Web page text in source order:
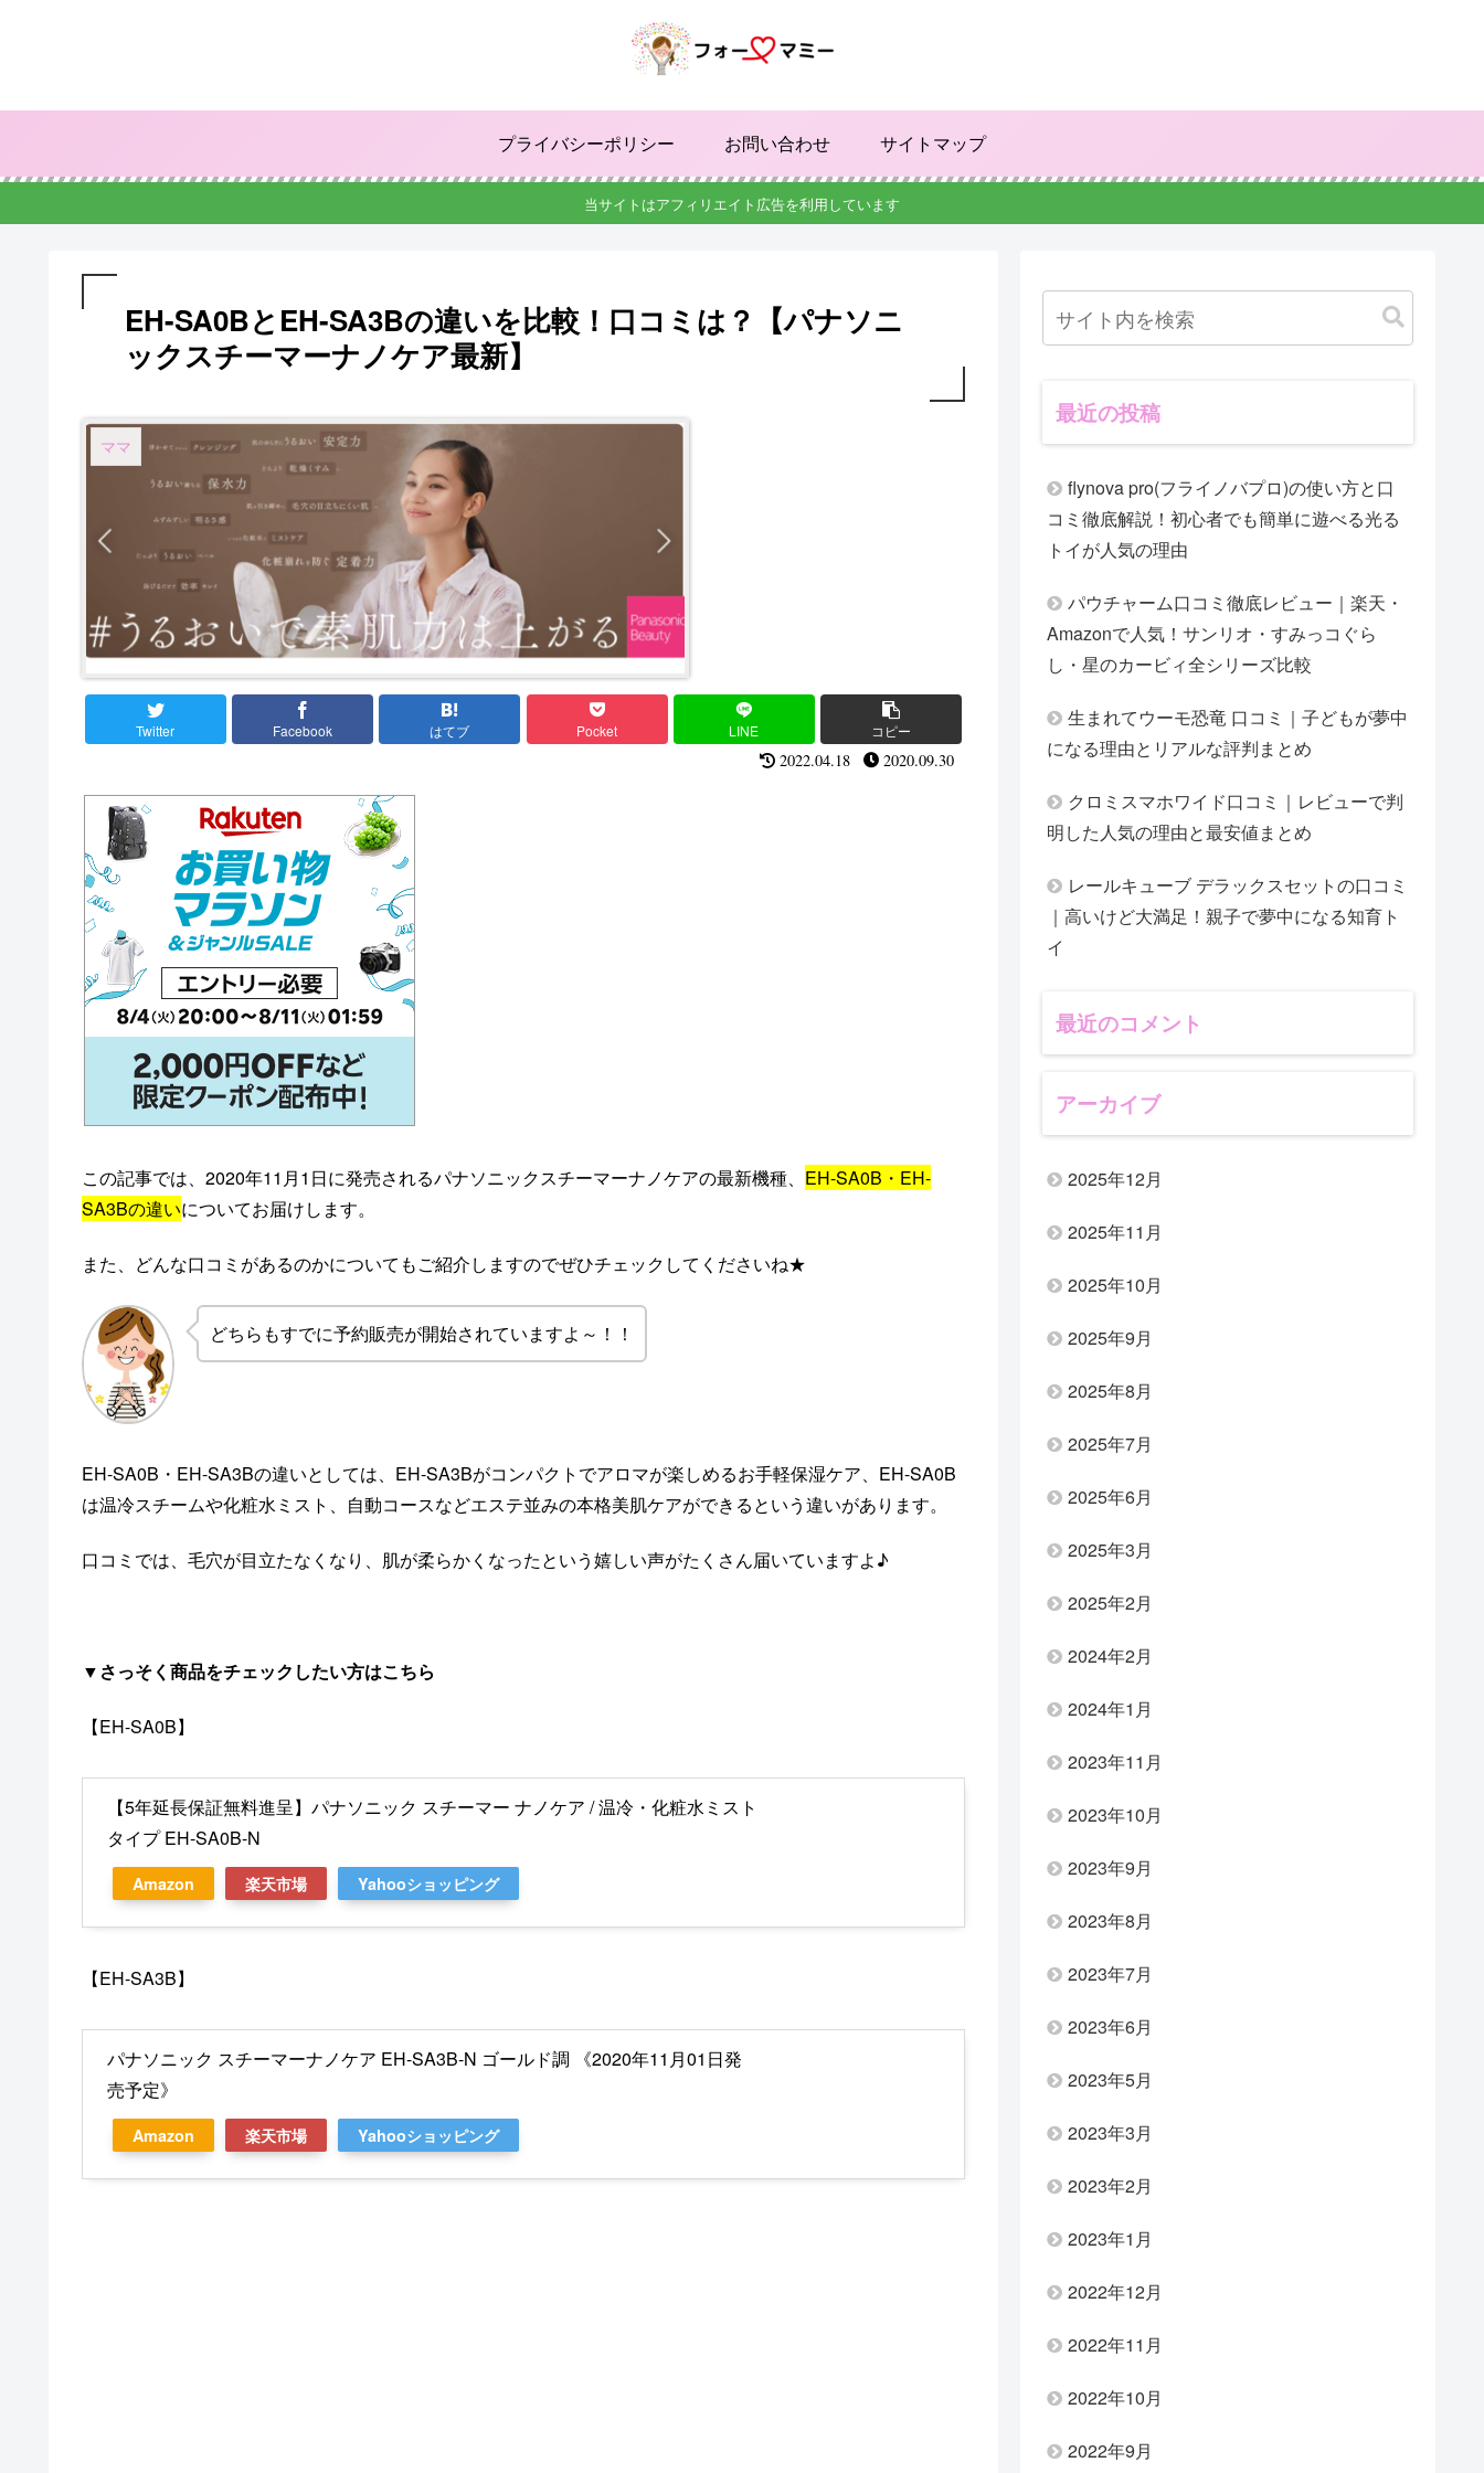
プライバシーポリシー お問い合わせ サイトマップ
当サイトはアフィリエイト広告を利用しています
EH-SA0BとEH-SA3Bの違いを比較！口コミは？【パナソニ
ックスチーマーナノケア最新】
ママ
Twitter Facebook はてブ Pocket LINE コピー
2022.04.18 2020.09.30
この記事では、2020年11月1日に発売されるパナソニックスチーマーナノケアの最新機種、 EH-SA0B・EH-
SA3Bの違いについてお届けします。
また、どんな口コミがあるのかについてもご紹介しますのでぜひチェックしてくださいね★
どちらもすでに予約販売が開始されていますよ～！！
EH-SA0B・EH-SA3Bの違いとしては、EH-SA3Bがコンパクトでアロマが楽しめるお手軽保湿ケア、EH-SA0B
は温冷スチームや化粧水ミスト、自動コースなどエステ並みの本格美肌ケアができるという違いがあります。
口コミでは、毛穴が目立たなくなり、肌が柔らかくなったという嬉しい声がたくさん届いていますよ♪
▼さっそく商品をチェックしたい方はこちら
【EH-SA0B】
【5年延長保証無料進呈】パナソニック スチーマー ナノケア / 温冷・化粧水ミスト
タイプ EH-SA0B-N
Amazon 楽天市場 Yahooショッピング
【EH-SA3B】
パナソニック スチーマーナノケア EH-SA3B-N ゴールド調 《2020年11月01日発
売予定》
Amazon 楽天市場 Yahooショッピング
最近の投稿
flynova pro(フライノバプロ)の使い方と口
コミ徹底解説！初心者でも簡単に遊べる光る
トイが人気の理由
パウチャーム口コミ徹底レビュー｜楽天・
Amazonで人気！サンリオ・すみっコぐら
し・星のカービィ全シリーズ比較
生まれてウーモ恐竜 口コミ｜子どもが夢中
になる理由とリアルな評判まとめ
クロミスマホワイド口コミ｜レビューで判
明した人気の理由と最安値まとめ
レールキューブ デラックスセットの口コミ
｜高いけど大満足！親子で夢中になる知育ト
イ
最近のコメント
アーカイブ
2025年12月
2025年11月
2025年10月
2025年9月
2025年8月
2025年7月
2025年6月
2025年3月
2025年2月
2024年2月
2024年1月
2023年11月
2023年10月
2023年9月
2023年8月
2023年7月
2023年6月
2023年5月
2023年3月
2023年2月
2023年1月
2022年12月
2022年11月
2022年10月
2022年9月